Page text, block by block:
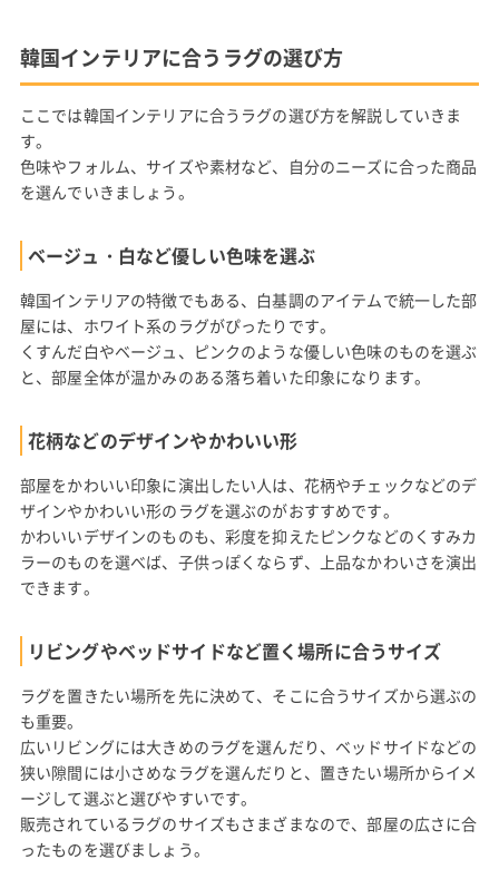
韓国インテリアに合うラグの選び方
ここでは韓国インテリアに合うラグの選び方を解説していきま
す。
色味やフォルム、サイズや素材など、自分のニーズに合った商品
を選んでいきましょう。
ベージュ・白など優しい色味を選ぶ
韓国インテリアの特徴でもある、白基調のアイテムで統一した部
屋には、ホワイト系のラグがぴったりです。
くすんだ白やベージュ、ピンクのような優しい色味のものを選ぶ
と、部屋全体が温かみのある落ち着いた印象になります。
花柄などのデザインやかわいい形
部屋をかわいい印象に演出したい人は、花柄やチェックなどのデ
ザインやかわいい形のラグを選ぶのがおすすめです。
かわいいデザインのものも、彩度を抑えたピンクなどのくすみカ
ラーのものを選べば、子供っぽくならず、上品なかわいさを演出
できます。
リビングやベッドサイドなど置く場所に合うサイズ
ラグを置きたい場所を先に決めて、そこに合うサイズから選ぶの
も重要。
広いリビングには大きめのラグを選んだり、ベッドサイドなどの
狭い隙間には小さめなラグを選んだりと、置きたい場所からイメ
ージして選ぶと選びやすいです。
販売されているラグのサイズもさまざまなので、部屋の広さに合
ったものを選びましょう。